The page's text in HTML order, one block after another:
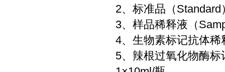
2、标准品（
3、样品稀释液（
4、生物素标记抗体
5、辣根过氧化物酶